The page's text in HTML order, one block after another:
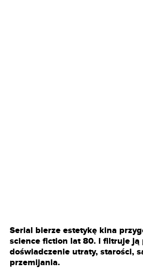
Serial bierze estetykę kina
science fiction lat 80. i filtruje ją
doświadczenie utraty, starości,
przemijania.